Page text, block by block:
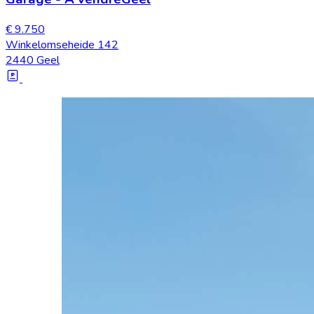
€ 9.750
Winkelomseheide 142
2440 Geel